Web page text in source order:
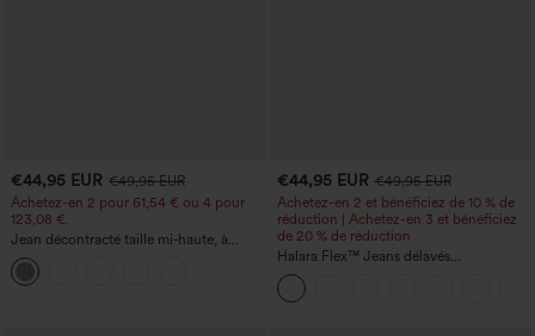
€44,95 EUR €49,95 EUR
Achetez-en 2 pour 61,54 € ou 4 pour
123,08 €.
Jean décontracté taille mi‑haute, à
cordon de serrage, avec poches
€44,95 EUR €49,95 EUR
Achetez-en 2 et bénéficiez de 10 % de
réduction | Achetez-en 3 et bénéficiez
de 20 % de réduction
Halara Flex™ Jeans délavés
décontractés, coupe baggy à jambe
large, taille basse asymétrique, poches
zippées